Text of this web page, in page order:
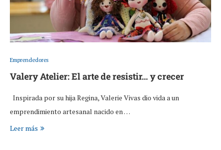
Emprendedores
Valery Atelier: El arte de resistir… y crecer
Inspirada por su hija Regina, Valerie Vivas dio vida a un
emprendimiento artesanal nacido en …
Leer más